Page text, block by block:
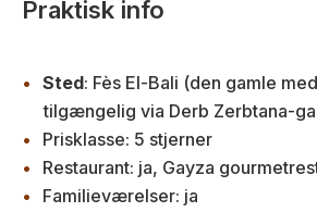
Praktisk info
Sted: Fès El-Bali (den gamle
tilgængelig via Derb Zerbtana-
Prisklasse: 5 stjerner
Restaurant: ja, Gayza
Familieværelser: ja